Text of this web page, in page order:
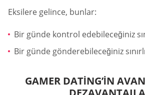
Eksilere gelince, bunlar:
Bir günde kontrol edebileceğiniz
Bir günde gönderebileceğiniz
GAMER DATING’IN